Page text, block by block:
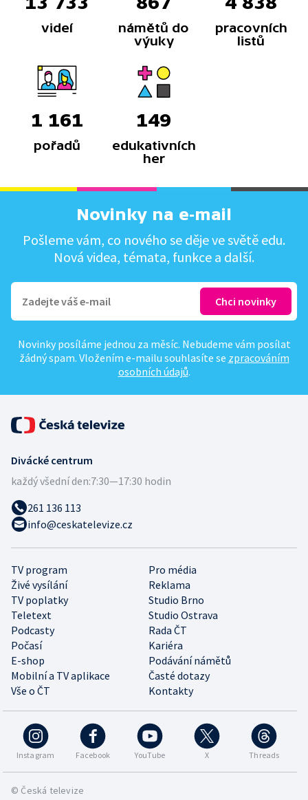
videí
námětů do
výuky
pracovních
listů
1 161
pořadů
149
edukativních
her
Novinky na e-mail
Pošleme vám, co nového se děje ve světě edu.
Nová videa, témata, funkce a další.
Novinky posíláme jednou za měsíc. Nebudeme vám posílat
žádný spam. Vložením e-mailu souhlasíte se zpracováním
osobních údajů.